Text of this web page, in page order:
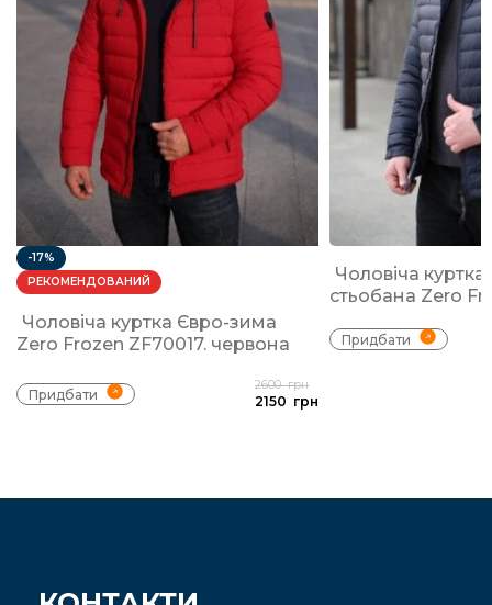
-17%
РЕКОМЕНДОВАНИЙ
Чоловіча куртка Євро-зима
Zero Frozen ZF70017. червона
Придбати
2600грн
2150 грн
Чоловіча
стьобана Zero
Придбати